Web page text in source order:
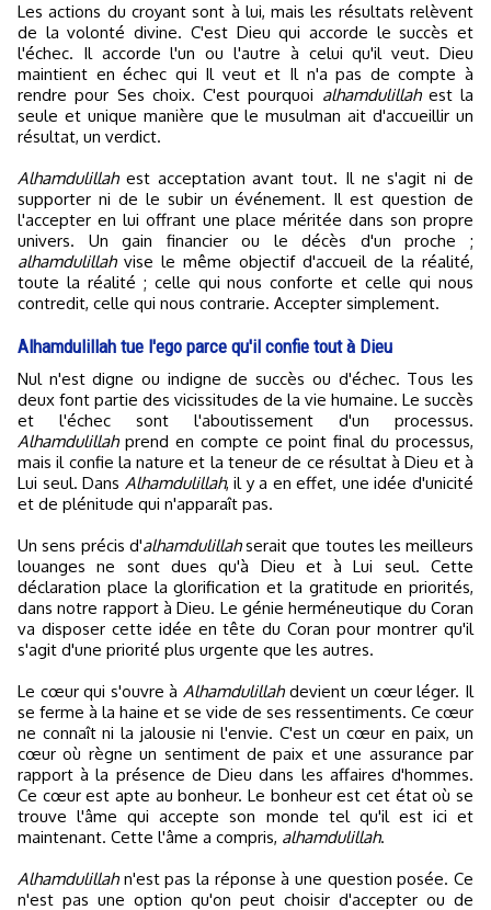
Les actions du croyant sont à lui, mais les résultats relèvent
de la volonté divine. C'est Dieu qui accorde le succès et
l'échec. Il accorde l'un ou l'autre à celui qu'il veut. Dieu
maintient en échec qui Il veut et Il n'a pas de compte à
rendre pour Ses choix. C'est pourquoi alhamdulillahest la
seule et unique manière que le musulman ait d'accueillir un
résultat, un verdict.
Alhamdulillahest acceptation avant tout. Il ne s'agit ni de
supporter ni de le subir un événement. Il est question de
l'accepter en lui offrant une place méritée dans son propre
univers. Un gain financier ou le décès d'un proche ;
alhamdulillahvise le même objectif d'accueil de la réalité,
toute la réalité ; celle qui nous conforte et celle qui nous
contredit, celle qui nous contrarie. Accepter simplement.
Alhamdulillah tue l'ego parce qu'il confie tout à Dieu
Nul n'est digne ou indigne de succès ou d'échec. Tous les
deux font partie des vicissitudes de la vie humaine. Le succès
et l'échec sont l'aboutissement d'un processus.
Alhamdulillahprend en compte ce point final du processus,
mais il confie la nature et la teneur de ce résultat à Dieu et à
Lui seul. Dans Alhamdulillah, il y a en effet, une idée d'unicité
et de plénitude qui n'apparaît pas.
Un sens précis d'alhamdulillahserait que toutes les meilleurs
louanges ne sont dues qu'à Dieu et à Lui seul. Cette
déclaration place la glorification et la gratitude en priorités,
dans notre rapport à Dieu. Le génie herméneutique du Coran
va disposer cette idée en tête du Coran pour montrer qu'il
s'agit d'une priorité plus urgente que les autres.
Le cœur qui s'ouvre à Alhamdulillahdevient un cœur léger. Il
se ferme à la haine et se vide de ses ressentiments. Ce cœur
ne connaît ni la jalousie ni l'envie. C'est un cœur en paix, un
cœur où règne un sentiment de paix et une assurance par
rapport à la présence de Dieu dans les affaires d'hommes.
Ce cœur est apte au bonheur. Le bonheur est cet état où se
trouve l'âme qui accepte son monde tel qu'il est ici et
maintenant. Cette l'âme a compris, alhamdulillah.
Alhamdulillahn'est pas la réponse à une question posée. Ce
n'est pas une option qu'on peut choisir d'accepter ou de